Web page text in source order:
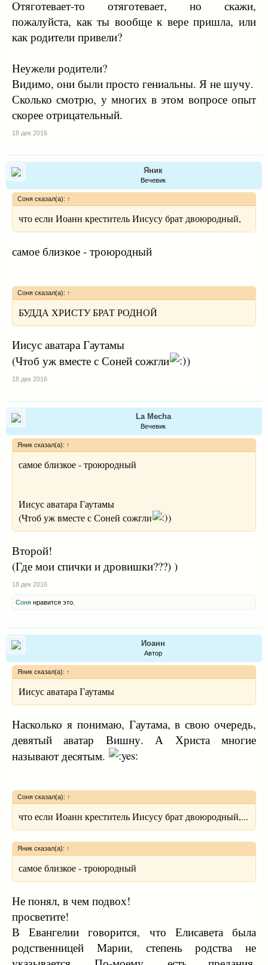
Отяготевает-то отяготевает, но скажи,
пожалуйста, как ты вообще к вере пришла, или
как родители привели?
Неужели родители?
Видимо, они были просто гениальны. Я не шучу.
Сколько смотрю, у многих в этом вопросе опыт
скорее отрицательный.
18 дек 2016
Яник
Вечевик
Соня сказал(а): ↑
что если Иоанн креститель Иисусу брат двоюродный,
самое близкое - троюродный
Соня сказал(а): ↑
БУДДА ХРИСТУ БРАТ РОДНОЙ
Иисус аватара Гаутамы
(Чтоб уж вместе с Соней сожгли
)
18 дек 2016
La Mecha
Вечевик
Яник сказал(а): ↑
самое близкое - троюродный
Иисус аватара Гаутамы
(Чтоб уж вместе с Соней сожгли
)
Второй!
(Где мои спички и дровишки???) )
18 дек 2016
Соня нравится это.
Иоанн
Автор
Яник сказал(а): ↑
Иисус аватара Гаутамы
Насколько я понимаю, Гаутама, в свою очередь,
девятый аватар Вишну. А Христа многие
называют десятым.
Соня сказал(а): ↑
что если Иоанн креститель Иисусу брат двоюродный,...
Яник сказал(а): ↑
самое близкое - троюродный
Не понял, в чем подвох!
просветите!
В Евангелии говорится, что Елисавета была
родственницей Марии, степень родства не